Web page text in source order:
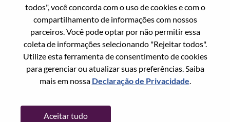
todos", você concorda com o uso de cookies e com o
compartilhamento de informações com nossos
parceiros. Você pode optar por não permitir essa
coleta de informações selecionando "Rejeitar todos".
Utilize esta ferramenta de consentimento de cookies
para gerenciar ou atualizar suas preferências. Saiba
mais em nossa Declaração de Privacidade.
Aceitar tudo
Vamos enviar por email um link para você
redefinir sua senha.
Redefinir senha com seu email
Email*
Continuar